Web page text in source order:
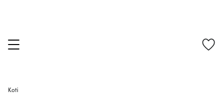
Koti